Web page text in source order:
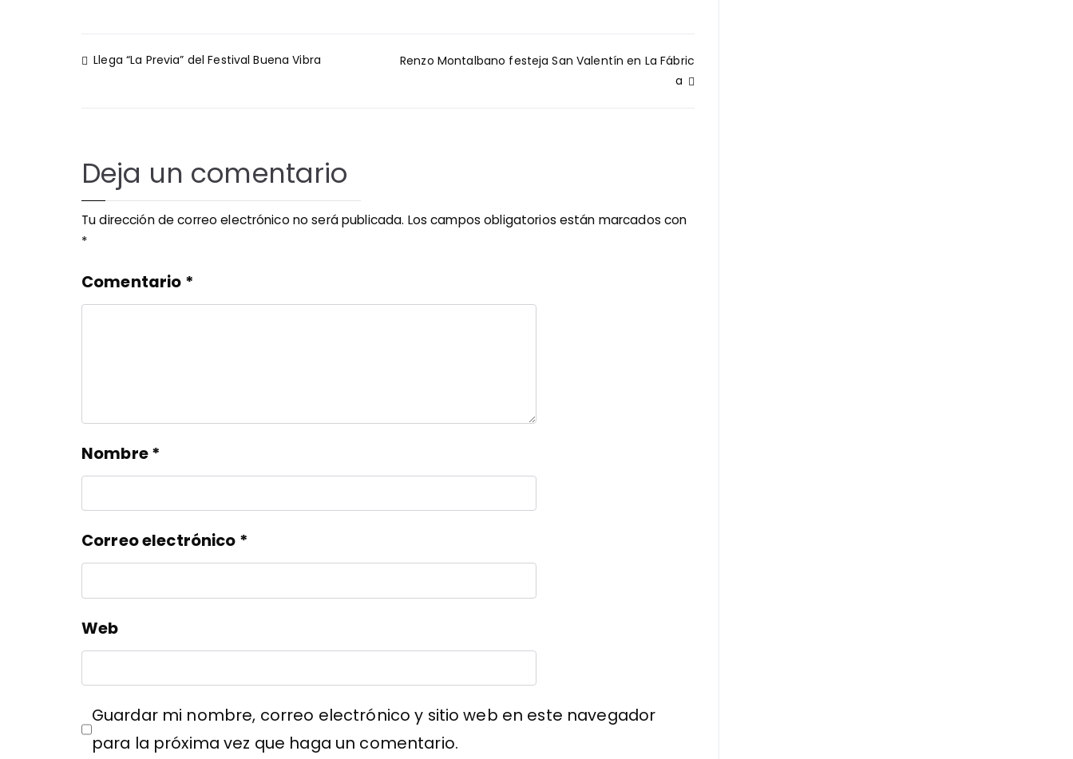
Navegación
Llega “La Previa” del Festival Buena Vibra
Renzo Montalbano festeja San Valentín en La Fábric
a
Deja un comentario
Tu dirección de correo electrónico no será publicada. Los campos obligatorios están marcados con
*
Comentario *
Nombre*
Correo electrónico *
Web
Guardar mi nombre, correo electrónico y sitio web en este navegador
para la próxima vez que haga un comentario.